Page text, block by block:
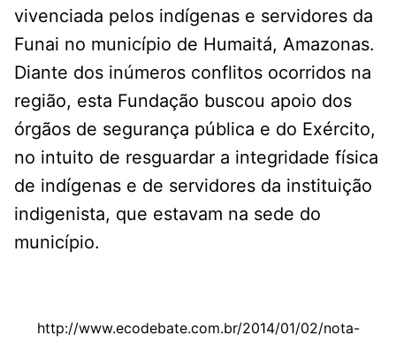
vivenciada pelos indígenas e servidores da
Funai no município de Humaitá, Amazonas.
Diante dos inúmeros conflitos ocorridos na
região, esta Fundação buscou apoio dos
órgãos de segurança pública e do Exército,
no intuito de resguardar a integridade física
de indígenas e de servidores da instituição
indigenista, que estavam na sede do
município.
http://www.ecodebate.com.br/2014/01/02/nota-